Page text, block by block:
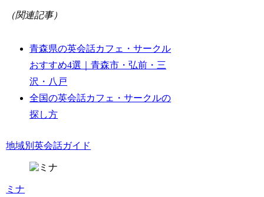
（関連記事）
青森県の英会話カフェ・サークル
おすすめ4選｜青森市・弘前・三
沢・八戸
全国の英会話カフェ・サークルの
探し方
地域別英会話ガイド
ミナ